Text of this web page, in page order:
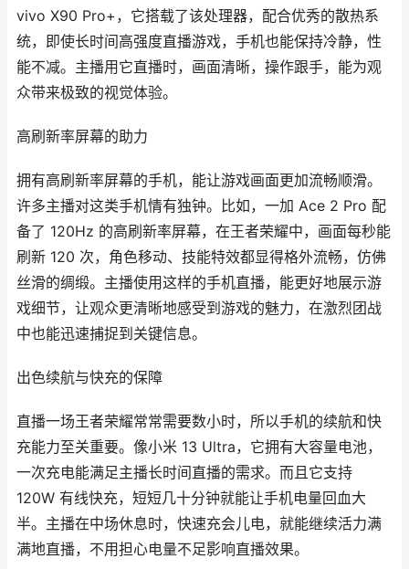
vivo X90 Pro+，它搭载了该处理器，配合优秀的散热系
统，即使长时间高强度直播游戏，手机也能保持冷静，性
能不减。主播用它直播时，画面清晰，操作跟手，能为观
众带来极致的视觉体验。
高刷新率屏幕的助力
拥有高刷新率屏幕的手机，能让游戏画面更加流畅顺滑。
许多主播对这类手机情有独钟。比如，一加 Ace 2 Pro 配
备了 120Hz 的高刷新率屏幕，在王者荣耀中，画面每秒能
刷新 120 次，角色移动、技能特效都显得格外流畅，仿佛
丝滑的绸缎。主播使用这样的手机直播，能更好地展示游
戏细节，让观众更清晰地感受到游戏的魅力，在激烈团战
中也能迅速捕捉到关键信息。
出色续航与快充的保障
直播一场王者荣耀常常需要数小时，所以手机的续航和快
充能力至关重要。像小米 13 Ultra，它拥有大容量电池，
一次充电能满足主播长时间直播的需求。而且它支持
120W 有线快充，短短几十分钟就能让手机电量回血大
半。主播在中场休息时，快速充会儿电，就能继续活力满
满地直播，不用担心电量不足影响直播效果。